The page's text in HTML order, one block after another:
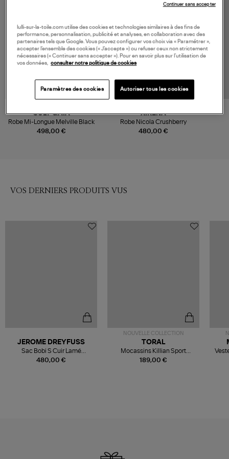
498,00 €
CULT GAIA
Robe Mi-Longue Melville Black
480,00 €
XIRENA
Robe Nicola Crushberry
VOS DERNIERS PRODUITS VUS
480,00 €
JEROME DREYFUSS
Sac Bobi S Cuir Lamé
Champagne
NOUVELLE COLLECTION
189,00 €
TORAL
Mocassins Killian Sport
Mousse
lulli-sur-la-toile.com utilise des cookies et technologies similaires à des fins de
performance, personnalisation, publicité et analyses, en collaboration avec des
partenaires tels que Google. Vous pouvez configurer vos choix via « Paramétrer »,
accepter l’ensemble des cookies (« J’accepte ») ou refuser ceux non strictement
nécessaires (« Continuer sans accepter »). Pour en savoir plus sur l’utilisation de
vos données, consulter notre politique de cookies
Paramètres des cookies Autoriser tous les cookies
Continuer sans accepter